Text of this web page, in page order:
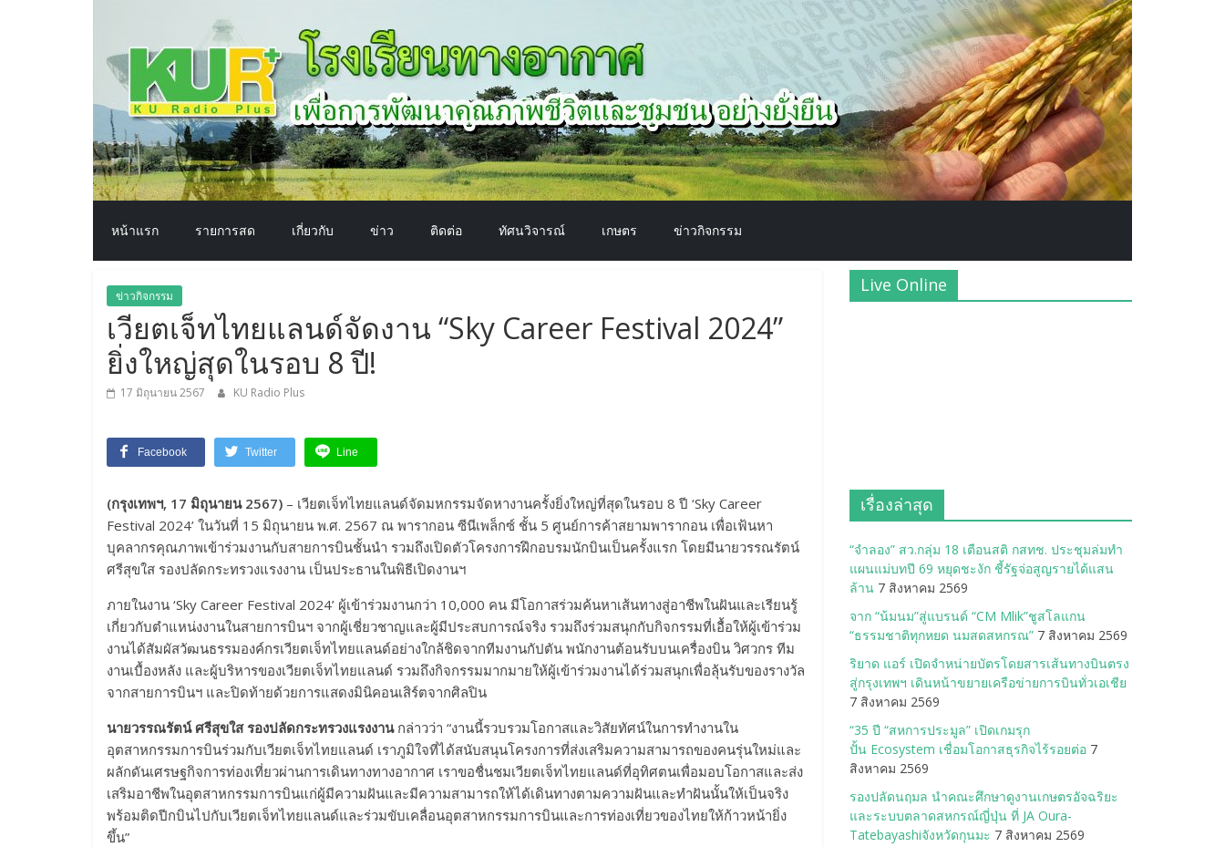
โรงเรียน
ทาง
อากาศ​
เพื่อ
พัฒนา
คุณภาพ
ชีวิต
หน้าแรก รายการสด เกี่ยวกับ ข่าว ติดต่อ ทัศนวิจารณ์ เกษตร ข่าวกิจกรรม
ข่าวกิจกรรม
เวียตเจ็ทไทยแลนด์จัดงาน “Sky Career Festival 2024”
ยิ่งใหญ่สุดในรอบ 8 ปี!
17 มิถุนายน 2567 KU Radio Plus
Facebook Twitter Line
(กรุงเทพฯ, 17 มิถุนายน 2567) – เวียตเจ็ทไทยแลนด์จัดมหกรรมจัดหางานครั้งยิ่งใหญ่ที่สุดในรอบ 8 ปี ‘Sky Career
Festival 2024’ ในวันที่ 15 มิถุนายน พ.ศ. 2567 ณ พารากอน ซีนีเพล็กซ์ ชั้น 5 ศูนย์การค้าสยามพารากอน เพื่อเฟ้นหา
บุคลากรคุณภาพเข้าร่วมงานกับสายการบินชั้นนำ รวมถึงเปิดตัวโครงการฝึกอบรมนักบินเป็นครั้งแรก โดยมีนายวรรณรัตน์
ศรีสุขใส รองปลัดกระทรวงแรงงาน เป็นประธานในพิธีเปิดงานฯ
ภายในงาน ‘Sky Career Festival 2024’ ผู้เข้าร่วมงานกว่า 10,000 คน มีโอกาสร่วมค้นหาเส้นทางสู่อาชีพในฝันและเรียนรู้
เกี่ยวกับตำแหน่งงานในสายการบินฯ จากผู้เชี่ยวชาญและผู้มีประสบการณ์จริง รวมถึงร่วมสนุกกับกิจกรรมที่เอื้อให้ผู้เข้าร่วม
งานได้สัมผัสวัฒนธรรมองค์กรเวียตเจ็ทไทยแลนด์อย่างใกล้ชิดจากทีมงานกัปตัน พนักงานต้อนรับบนเครื่องบิน วิศวกร ทีม
งานเบื้องหลัง และผู้บริหารของเวียตเจ็ทไทยแลนด์ รวมถึงกิจกรรมมากมายให้ผู้เข้าร่วมงานได้ร่วมสนุกเพื่อลุ้นรับของรางวัล
จากสายการบินฯ และปิดท้ายด้วยการแสดงมินิคอนเสิร์ตจากศิลปิน
นายวรรณรัตน์ ศรีสุขใส รองปลัดกระทรวงแรงงาน กล่าวว่า “งานนี้รวบรวมโอกาสและวิสัยทัศน์ในการทำงานใน
อุตสาหกรรมการบินร่วมกับเวียตเจ็ทไทยแลนด์ เราภูมิใจที่ได้สนับสนุนโครงการที่ส่งเสริมความสามารถของคนรุ่นใหม่และ
ผลักดันเศรษฐกิจการท่องเที่ยวผ่านการเดินทางทางอากาศ เราขอชื่นชมเวียตเจ็ทไทยแลนด์ที่อุทิศตนเพื่อมอบโอกาสและส่ง
เสริมอาชีพในอุตสาหกรรมการบินแก่ผู้มีความฝันและมีความสามารถให้ได้เดินทางตามความฝันและทำฝันนั้นให้เป็นจริง
พร้อมติดปีกบินไปกับเวียตเจ็ทไทยแลนด์และร่วมขับเคลื่อนอุตสาหกรรมการบินและการท่องเที่ยวของไทยให้ก้าวหน้ายิ่ง
ขึ้น”
Live Online
เรื่องล่าสุด
“จำลอง” สว.กลุ่ม 18 เตือนสติ กสทช. ประชุมล่มทำ
แผนแม่บทปี 69 หยุดชะงัก ชี้รัฐจ่อสูญรายได้แสน
ล้าน 7 สิงหาคม 2569
จาก “น้มนม”สู่แบรนด์ “CM Mlik”ชูสโลแกน
“ธรรมชาติทุกหยด นมสดสหกรณ” 7 สิงหาคม 2569
ริยาด แอร์ เปิดจำหน่ายบัตรโดยสารเส้นทางบินตรง
สู่กรุงเทพฯ เดินหน้าขยายเครือข่ายการบินทั่วเอเชีย
7 สิงหาคม 2569
“35 ปี “สหการประมูล” เปิดเกมรุก
ปั้น Ecosystem เชื่อมโอกาสธุรกิจไร้รอยต่อ 7
สิงหาคม 2569
รองปลัดนฤมล นำคณะศึกษาดูงานเกษตรอัจฉริยะ
และระบบตลาดสหกรณ์ญี่ปุ่น ที่ JA Oura-
Tatebayashiจังหวัดกุนมะ 7 สิงหาคม 2569